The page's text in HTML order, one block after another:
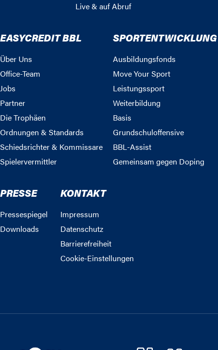
Live & auf Abruf
EASYCREDIT BBL
Über Uns
Office-Team
Jobs
Partner
Die Trophäen
Ordnungen & Standards
Schiedsrichter & Kommissare
Spielervermittler
SPORTENTWICKLUNG
Ausbildungsfonds
Move Your Sport
Leistungssport
Weiterbildung
Basis
Grundschuloffensive
BBL-Assist
Gemeinsam gegen Doping
PRESSE
Pressespiegel
Downloads
KONTAKT
Impressum
Datenschutz
Barrierefreiheit
Cookie-Einstellungen